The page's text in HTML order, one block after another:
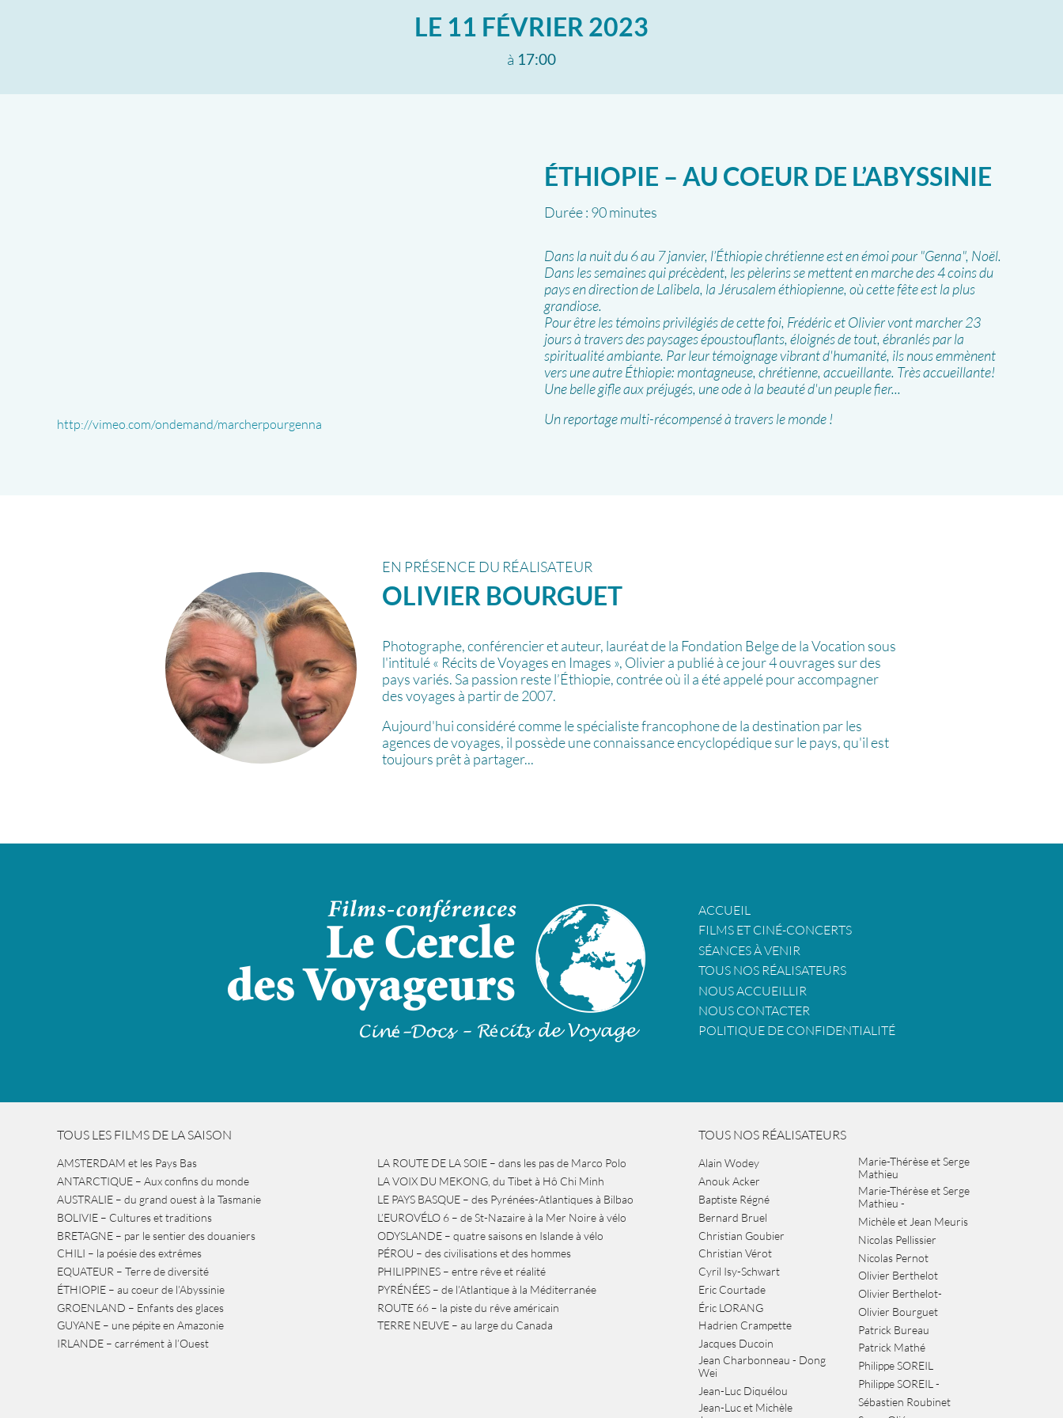
LE 11 FÉVRIER 2023
à 17:00
http://vimeo.com/ondemand/marcherpourgenna
ÉTHIOPIE – AU COEUR DE L’ABYSSINIE
Durée : 90 minutes
Dans la nuit du 6 au 7 janvier, l’Éthiopie chrétienne est en émoi pour "Genna", Noël.
Dans les semaines qui précèdent, les pèlerins se mettent en marche des 4 coins du
pays en direction de Lalibela, la Jérusalem éthiopienne, où cette fête est la plus
grandiose.
Pour être les témoins privilégiés de cette foi, Frédéric et Olivier vont marcher 23
jours à travers des paysages époustouflants, éloignés de tout, ébranlés par la
spiritualité ambiante. Par leur témoignage vibrant d'humanité, ils nous emmènent
vers une autre Éthiopie: montagneuse, chrétienne, accueillante. Très accueillante!
Une belle gifle aux préjugés, une ode à la beauté d'un peuple fier...
Un reportage multi-récompensé à travers le monde !
EN PRÉSENCE DU RÉALISATEUR
OLIVIER BOURGUET
Photographe, conférencier et auteur, lauréat de la Fondation Belge de la Vocation sous
l'intitulé « Récits de Voyages en Images », Olivier a publié à ce jour 4 ouvrages sur des
pays variés. Sa passion reste l’Éthiopie, contrée où il a été appelé pour accompagner
des voyages à partir de 2007.
Aujourd'hui considéré comme le spécialiste francophone de la destination par les
agences de voyages, il possède une connaissance encyclopédique sur le pays, qu'il est
toujours prêt à partager...
ACCUEIL
FILMS ET CINÉ-CONCERTS
SÉANCES À VENIR
TOUS NOS RÉALISATEURS
NOUS ACCUEILLIR
NOUS CONTACTER
POLITIQUE DE CONFIDENTIALITÉ
TOUS LES FILMS DE LA SAISON
AMSTERDAM et les Pays Bas
ANTARCTIQUE – Aux confins du monde
AUSTRALIE – du grand ouest à la Tasmanie
BOLIVIE – Cultures et traditions
BRETAGNE – par le sentier des douaniers
CHILI – la poésie des extrêmes
EQUATEUR – Terre de diversité
ÉTHIOPIE – au coeur de l’Abyssinie
GROENLAND – Enfants des glaces
GUYANE – une pépite en Amazonie
IRLANDE – carrément à l’Ouest
LA ROUTE DE LA SOIE – dans les pas de Marco Polo
LA VOIX DU MEKONG, du Tibet à Hô Chi Minh
LE PAYS BASQUE – des Pyrénées-Atlantiques à Bilbao
L’EUROVÉLO 6 – de St-Nazaire à la Mer Noire à vélo
ODYSLANDE – quatre saisons en Islande à vélo
PÉROU – des civilisations et des hommes
PHILIPPINES – entre rêve et réalité
PYRÉNÉES – de l’Atlantique à la Méditerranée
ROUTE 66 – la piste du rêve américain
TERRE NEUVE – au large du Canada
TOUS NOS RÉALISATEURS
Alain Wodey
Anouk Acker
Baptiste Régné
Bernard Bruel
Christian Goubier
Christian Vérot
Cyril Isy-Schwart
Eric Courtade
Éric LORANG
Hadrien Crampette
Jacques Ducoin
Jean Charbonneau - Dong
Wei
Jean-Luc Diquélou
Jean-Luc et Michèle
Marie-Thérèse et Serge
Mathieu
Marie-Thérèse et Serge
Mathieu -
Michèle et Jean Meuris
Nicolas Pellissier
Nicolas Pernot
Olivier Berthelot
Olivier Berthelot-
Olivier Bourguet
Patrick Bureau
Patrick Mathé
Philippe SOREIL
Philippe SOREIL -
Sébastien Roubinet